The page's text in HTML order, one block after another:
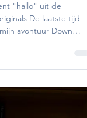
avontuur Down
gaat eens niet
Het gaat over